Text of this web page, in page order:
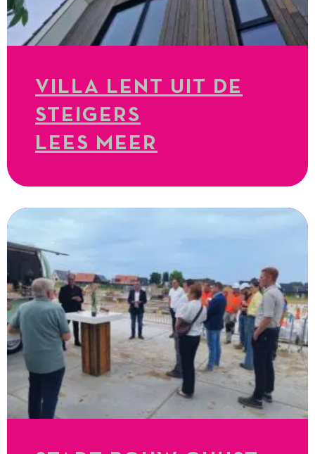
VILLA LENT UIT DE
STEIGERS
LEES MEER